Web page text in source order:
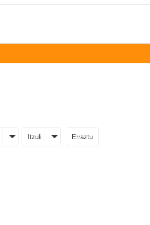
Itzuli Erraztu